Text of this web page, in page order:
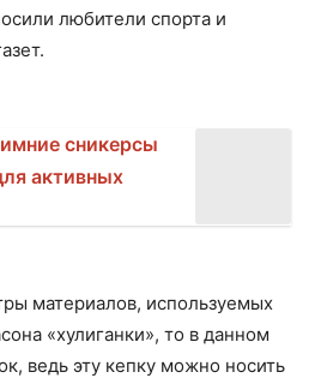
любители спорта и
сникерсы
активных
материалов, используемых
«хулиганки», то в данном
ведь эту кепку можно носить